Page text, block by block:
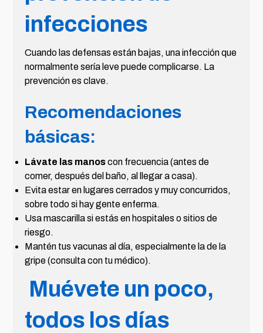
infecciones
Cuando las defensas están bajas, una infección que
normalmente sería leve puede complicarse. La
prevención es clave.
Recomendaciones
básicas:
Lávate las manoscon frecuencia (antes de
comer, después del baño, al llegar a casa).
Evita estar en lugares cerrados y muy concurridos,
sobre todo si hay gente enferma.
Usa mascarilla si estás en hospitales o sitios de
riesgo.
Mantén tus vacunas al día, especialmente la de la
gripe (consulta con tu médico).
Muévete un poco,
todos los días